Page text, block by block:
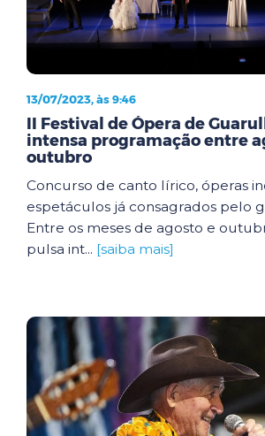
13/07/2023, às 9:46
II Festival de Ópera de
intensa programação entre
outubro
Concurso de canto lírico, óperas
espetáculos já consagrados pelo
Entre os meses de agosto e
pulsa int... [saiba mais]